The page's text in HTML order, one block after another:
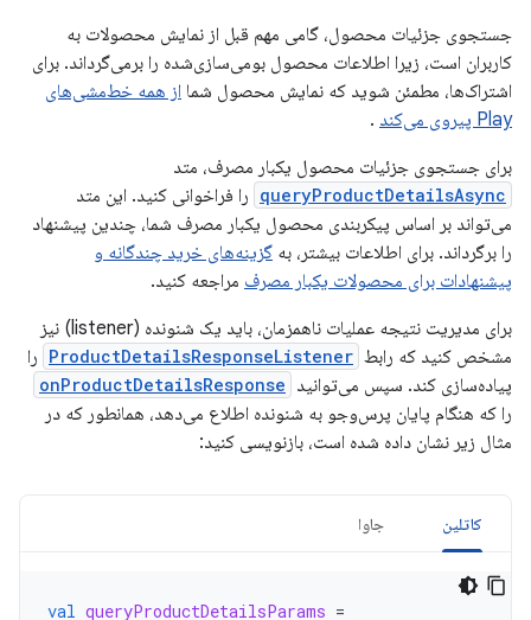
جستجوی جزئیات محصول، گامی مهم قبل از نمایش محصولات به
کاربران است، زیرا اطلاعات محصول بومی‌سازی‌شده را برمی‌گرداند. برای
اشتراک‌ها، مطمئن شوید که نمایش محصول شما از همه خط‌مشی‌های
Play پیروی می‌کند
.
برای جستجوی جزئیات محصول یکبار مصرف، متد
queryProductDetailsAsync را فراخوانی کنید. این متد
می‌تواند بر اساس پیکربندی محصول یکبار مصرف شما، چندین پیشنهاد
را برگرداند. برای اطلاعات بیشتر، به گزینه‌های خرید چندگانه و
پیشنهادات برای محصولات یکبار مصرف مراجعه کنید.
برای مدیریت نتیجه عملیات ناهمزمان، باید یک شنونده (listener) نیز
مشخص کنید که رابط ProductDetailsResponseListener را
پیاده‌سازی کند. سپس می‌توانید onProductDetailsResponse
را که هنگام پایان پرس‌وجو به شنونده اطلاع می‌دهد، همانطور که در
مثال زیر نشان داده شده است، بازنویسی کنید:
کاتلین جاوا
val queryProductDetailsParams =